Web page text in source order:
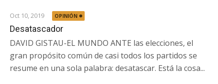
Oct 10, 2019 OPINIÓN
Desatascador
DAVID GISTAU-EL MUNDO ANTE las elecciones, el
gran propósito común de casi todos los partidos se
resume en una sola palabra: desatascar. Está la cosa...